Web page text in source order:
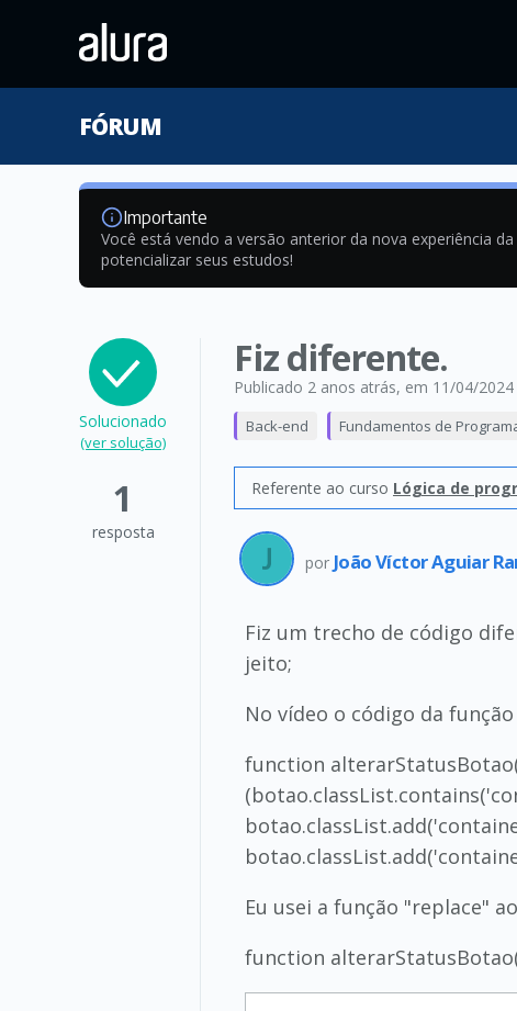
FÓRUM
Importante
Você está vendo a versão anterior da nova experiência
potencializar seus estudos!
Solucionado
(ver solução)
1
resposta
Fiz diferente.
Publicado 2 anos atrás, em 11/04/2024
Back-end Fundamentos de
Referente ao curso Lógica de
por João Víctor Aguiar
Fiz um trecho de código
jeito;
No vídeo o código da
function
Eu usei a função "replace"
function